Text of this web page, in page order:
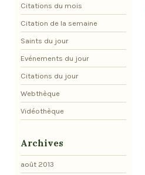
Citations du mois
Citation de la semaine
Saints du jour
Evénements du jour
Citations du jour
Webthèque
Vidéothèque
Archives
août 2013